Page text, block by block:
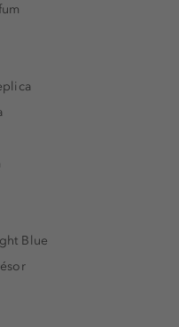
Blue